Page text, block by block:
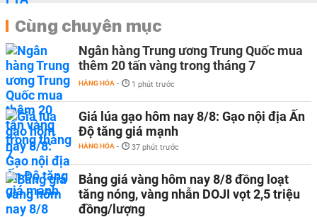
Cùng chuyên mục
Ngân hàng Trung ương Trung Quốc mua
thêm 20 tấn vàng trong tháng 7
HÀNG HÓA - 1 phút trước
Giá lúa gạo hôm nay 8/8: Gạo nội địa Ấn
Độ tăng giá mạnh
HÀNG HÓA - 37 phút trước
Bảng giá vàng hôm nay 8/8 đồng loạt
tăng nóng, vàng nhẫn DOJI vọt 2,5 triệu
đồng/lượng